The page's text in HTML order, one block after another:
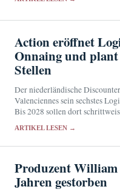
Action eröffnet
Onnaing und plant
Stellen
Der niederländische
Valenciennes sein sechstes
Bis 2028 sollen dort
ARTIKEL LESEN →
Produzent
Jahren gestorben